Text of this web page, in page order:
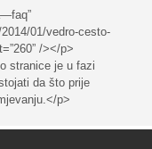
01/vedro-cesto-
/></p>
stranice je u fazi
da što prije
p>